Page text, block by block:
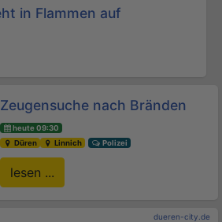
in Flammen auf
Zeugensuche nach Bränden
heute 09:30
Düren
Linnich Polizei
lesen ...
dueren-city.de